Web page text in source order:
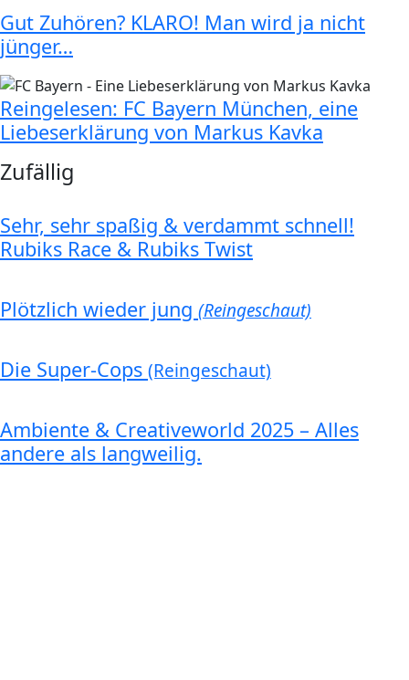
Gut Zuhören? KLARO! Man wird ja nicht
jünger…
Reingelesen: FC Bayern München, eine
Liebeserklärung von Markus Kavka
Zufällig
Sehr, sehr spaßig & verdammt schnell!
Rubiks Race & Rubiks Twist
Plötzlich wieder jung (Reingeschaut)
Die Super-Cops (Reingeschaut)
Ambiente & Creativeworld 2025 – Alles
andere als langweilig.